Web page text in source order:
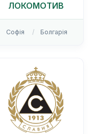
ЛОКОМОТИВ
Софія Болгарія